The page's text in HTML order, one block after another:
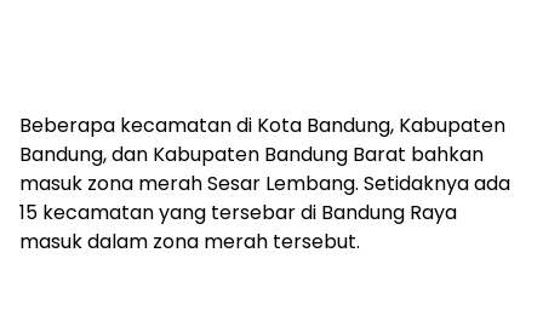
Beberapa kecamatan di Kota Bandung, Kabupaten
Bandung, dan Kabupaten Bandung Barat bahkan
masuk zona merah Sesar Lembang. Setidaknya ada
15 kecamatan yang tersebar di Bandung Raya
masuk dalam zona merah tersebut.